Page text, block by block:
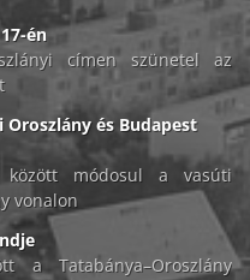
én
címen szünetel az
és Budapest
módosul a vasúti
vonalon
Tatabánya–Oroszlány